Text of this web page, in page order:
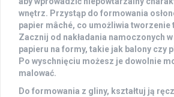
wnętrz. Przystąp do formowania
papier mâché, co umożliwia tworzenie
Zacznij od nakładania namoczonych
papieru na formy, takie jak balony czy
Po wyschnięciu możesz je dowolnie
malować.
Do formowania z gliny, kształtuj ją